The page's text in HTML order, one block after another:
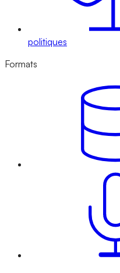
politiques
Formats